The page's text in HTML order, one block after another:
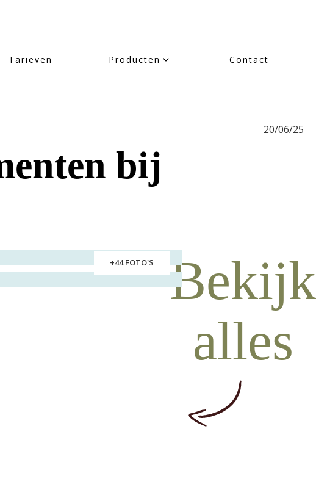
Tarieven Producten Contact
20/06/25
bij
+44 FOTO'S
Bekijk
alles